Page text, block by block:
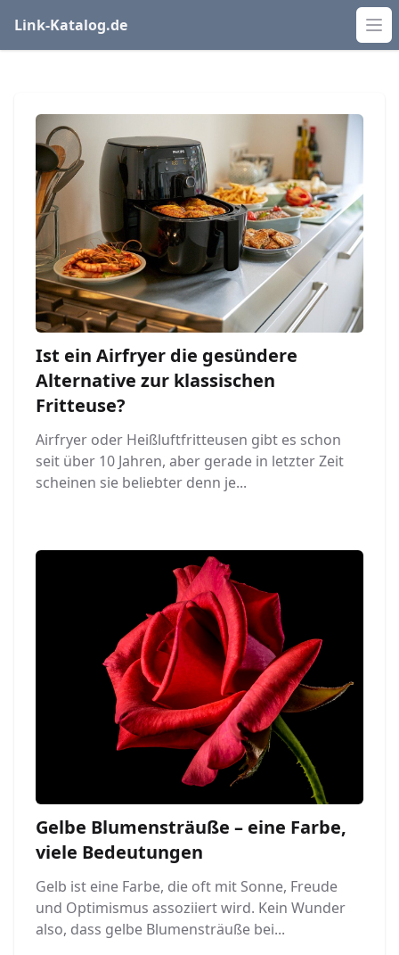
Link-Katalog.de
Ist ein Airfryer die gesündere
Alternative zur klassischen
Fritteuse?
Airfryer oder Heißluftfritteusen gibt es schon
seit über 10 Jahren, aber gerade in letzter Zeit
scheinen sie beliebter denn je...
Gelbe Blumensträuße – eine Farbe,
viele Bedeutungen
Gelb ist eine Farbe, die oft mit Sonne, Freude
und Optimismus assoziiert wird. Kein Wunder
also, dass gelbe Blumensträuße bei...